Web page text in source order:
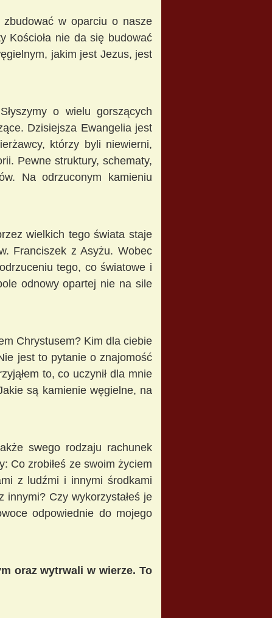
zbudować w oparciu o nasze
Kościoła nie da się budować
jakim jest Jezus, jest
o wielu gorszących
Dzisiejsza Ewangelia jest
którzy byli niewierni,
Pewne struktury, schematy,
Na odrzuconym kamieniu
wielkich tego świata staje
Franciszek z Asyżu. Wobec
tego, co światowe i
odnowy opartej nie na sile
Chrystusem? Kim dla ciebie
jest to pytanie o znajomość
to, co uczynił dla mnie
są kamienie węgielne, na
swego rodzaju rachunek
Co zrobiłeś ze swoim życiem
z ludźmi i innymi środkami
innymi? Czy wykorzystałeś je
odpowiednie do mojego
oraz wytrwali w wierze. To